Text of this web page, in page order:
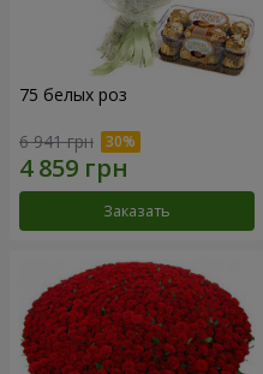
75 белых роз
6 941 грн
Заказать